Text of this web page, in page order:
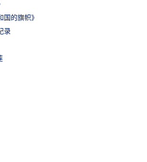
国的旗帜》
录